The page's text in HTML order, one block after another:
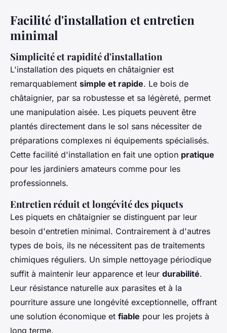
Facilité d'installation et entretien
minimal
Simplicité et rapidité d'installation
L'installation des piquets en châtaignier est
remarquablement simple et rapide. Le bois de
châtaignier, par sa robustesse et sa légèreté, permet
une manipulation aisée. Les piquets peuvent être
plantés directement dans le sol sans nécessiter de
préparations complexes ni équipements spécialisés.
Cette facilité d'installation en fait une option pratique
pour les jardiniers amateurs comme pour les
professionnels.
Entretien réduit et longévité des piquets
Les piquets en châtaignier se distinguent par leur
besoin d'entretien minimal. Contrairement à d'autres
types de bois, ils ne nécessitent pas de traitements
chimiques réguliers. Un simple nettoyage périodique
suffit à maintenir leur apparence et leur durabilité.
Leur résistance naturelle aux parasites et à la
pourriture assure une longévité exceptionnelle, offrant
une solution économique et fiable pour les projets à
long terme.